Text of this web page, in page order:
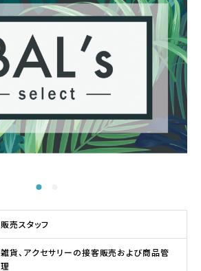
販売スタッフ
雑貨、アクセサリーの接客販売および商品管
理